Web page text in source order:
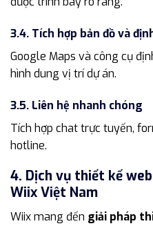
3.4. Tích hợp bản đồ và
Google Maps và công cụ
hình dung vị trí dự án.
3.5. Liên hệ nhanh chóng
Tích hợp chat trực tuyến,
hotline.
4. Dịch vụ thiết kế
Wiix Việt Nam
Wiix mang đến giải pháp